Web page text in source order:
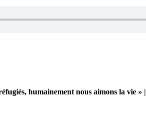
humainement nous aimons la vie » |